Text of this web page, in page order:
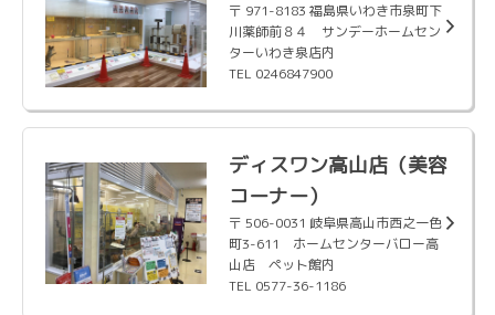
〒 971-8183 福島県いわき市泉町下
川薬師前８４ サンデーホームセン
ターいわき泉店内
TEL 0246847900
ディスワン高山店（美容
コーナー）
〒 506-0031 岐阜県高山市西之一色
町3-611 ホームセンターバロー高
山店 ペット館内
TEL 0577-36-1186